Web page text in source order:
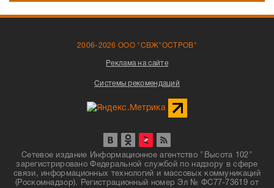
2006-2026 ООО "СВЖ"ОСТРОВ"
Реклама на сайте
Системы рекомендаций
Сетевое издание Информационное агентство "Высота 102"
зарегистрировано Федеральной службой по надзору в сфере
связи, информационных технологий и массовых коммуникаций
(Роскомнадзор). Регистрационный номер Эл № ФС77-73619 от